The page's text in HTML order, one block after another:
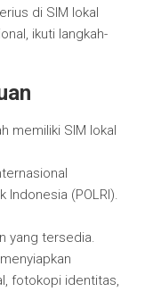
di SIM lokal
ikuti langkah-
memiliki SIM lokal
Indonesia (POLRI).
yang tersedia.
fotokopi identitas,